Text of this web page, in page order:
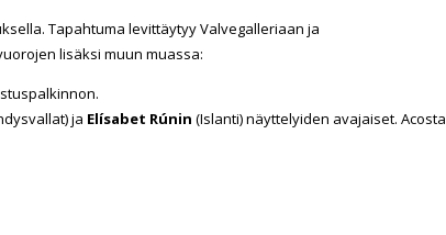
Tapahtuma levittäytyy Valvegalleriaan ja
lisäksi muun muassa:
ja Elísabet Rúnin (Islanti) näyttelyiden avajaiset. Acosta